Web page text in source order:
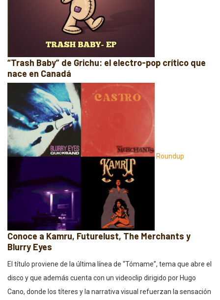
“Trash Baby” de Grichu: el electro-pop crítico que
nace en Canadá
Roundup
Conoce a Kamru, Futurelust, The Merchants y
Blurry Eyes
El título proviene de la última línea de “Tómame”, tema que abre el
disco y que además cuenta con un videoclip dirigido por Hugo
Cano, donde los títeres y la narrativa visual refuerzan la sensación